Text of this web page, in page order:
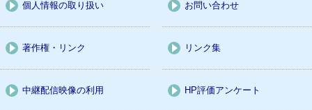
個人情報の取り扱い お問い合わせ
著作権・リンク リンク集
中継配信映像の利用 HP評価アンケート